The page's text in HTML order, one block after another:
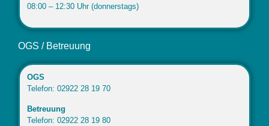
08:00 – 12:30 Uhr (donnerstags)
OGS / Betreuung
OGS
Telefon: 02922 28 19 70
Betreuung
Telefon: 02922 28 19 80